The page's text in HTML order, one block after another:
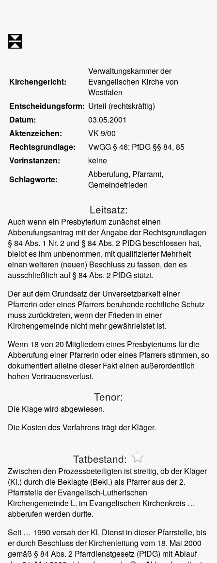
Kirchengericht:
Verwaltungskammer der
Evangelischen Kirche von
Westfalen
Entscheidungsform: Urteil (rechtskräftig)
Datum:
03.05.2001
Aktenzeichen:
VK 9/00
Rechtsgrundlage:
VwGG § 46; PfDG §§ 84, 85
Vorinstanzen:
keine
Schlagworte:
Abberufung, Pfarramt,
Gemeindefrieden
Leitsatz:
Auch wenn ein Presbyterium zunächst einen
Abberufungsantrag mit der Angabe der Rechtsgrundlagen
§ 84 Abs. 1 Nr. 2 und § 84 Abs. 2 PfDG beschlossen hat,
bleibt es ihm unbenommen, mit qualifizierter Mehrheit
einen weiteren (neuen) Beschluss zu fassen, den es
ausschließlich auf § 84 Abs. 2 PfDG stützt.
Der auf dem Grundsatz der Unversetzbarkeit einer
Pfarrerin oder eines Pfarrers beruhende rechtliche Schutz
muss zurücktreten, wenn der Frieden in einer
Kirchengemeinde nicht mehr gewährleistet ist.
Wenn 18 von 20 Mitgliedern eines Presbyteriums für die
Abberufung einer Pfarrerin oder eines Pfarrers stimmen, so
dokumentiert alleine dieser Fakt einen außerordentlich
hohen Vertrauensverlust.
Tenor:
Die Klage wird abgewiesen.
Die Kosten des Verfahrens trägt der Kläger.
Tatbestand:
Zwischen den Prozessbeteiligten ist streitig, ob der Kläger
(Kl.) durch die Beklagte (Bekl.) als Pfarrer aus der 2.
Pfarrstelle der Evangelisch-Lutherischen
Kirchengemeinde L. im Evangelischen Kirchenkreis …
abberufen werden durfte.
Seit … 1990 versah der Kl. Dienst in dieser Pfarrstelle, bis
er durch Beschluss der Kirchenleitung vom 18. Mai 2000
gemäß § 84 Abs. 2 Pfarrdienstgesetz (PfDG) mit Ablauf